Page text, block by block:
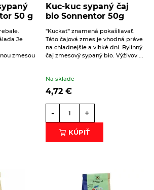
účely
organizmu
spracovanie osobných údajov.
50 g
Je
zmesou
Kuc-kuc sypaný čaj
bio Sonnentor 50g
"Kuckať" znamená pokašliavať.
Táto čajová zmes je vhodná práve
na chladnejšie a vlhké dni. Bylinný
čaj zmesový sypaný bio. Výživov ...
Na sklade
4,72 €
- +
KÚPIŤ